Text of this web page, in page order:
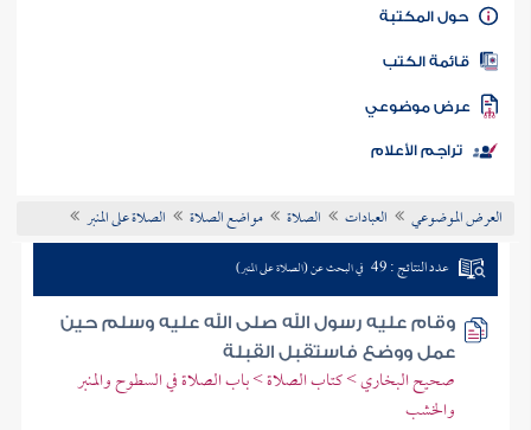
كتاب الأمة
المكتبة
الكتب
موضوعي
تراجم الأعلام
العرض الموضوعي العبادات الصلاة مواضع الصلاة الصلاة على المنبر
عدد النتائج : 49 في البحث عن (الصلاة على المنبر)
وقام عليه رسول الله صلى الله عليه وسلم حين
عمل ووضع فاستقبل القبلة
صحيح البخاري > كتاب الصلاة > باب الصلاة في السطوح والمنبر
والخشب